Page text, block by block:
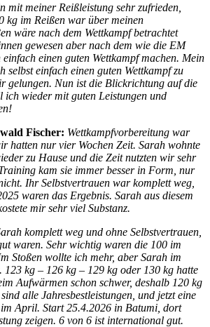
mit meiner Reißleistung sehr zufrieden,
kg im Reißen war über meinen
wäre nach dem Wettkampf betrachtet
gewesen aber nach dem wie die EM
einen guten Wettkampf machen. Mein
selbst einfach einen guten Wettkampf zu
gelungen. Nun ist die Blickrichtung auf die
wieder mit guten Leistungen und
Fischer: Wettkampfvorbereitung war
hatten nur vier Wochen Zeit. Sarah wohnte
zu Hause und die Zeit nutzten wir sehr
kam sie immer besser in Form, nur
Ihr Selbstvertrauen war komplett weg,
waren das Ergebnis. Sarah aus diesem
mir sehr viel Substanz.
komplett weg und ohne Selbstvertrauen,
waren. Sehr wichtig waren die 100 im
Stoßen wollte ich mehr, aber Sarah im
123 kg – 126 kg – 129 kg oder 130 kg hatte
Aufwärmen schon schwer, deshalb 120 kg
alle Jahresbestleistungen, und jetzt eine
April. Start 25.4.2026 in Batumi, dort
zeigen. 6 von 6 ist international gut.